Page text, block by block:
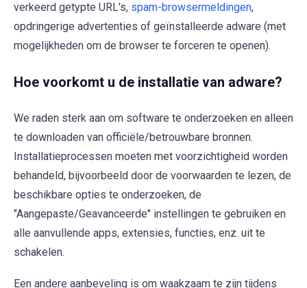
verkeerd getypte URL's, spam-browsermeldingen,
opdringerige advertenties of geïnstalleerde adware (met
mogelijkheden om de browser te forceren te openen).
Hoe voorkomt u de installatie van adware?
We raden sterk aan om software te onderzoeken en alleen
te downloaden van officiële/betrouwbare bronnen.
Installatieprocessen moeten met voorzichtigheid worden
behandeld, bijvoorbeeld door de voorwaarden te lezen, de
beschikbare opties te onderzoeken, de
"Aangepaste/Geavanceerde" instellingen te gebruiken en
alle aanvullende apps, extensies, functies, enz. uit te
schakelen.
Een andere aanbeveling is om waakzaam te zijn tijdens